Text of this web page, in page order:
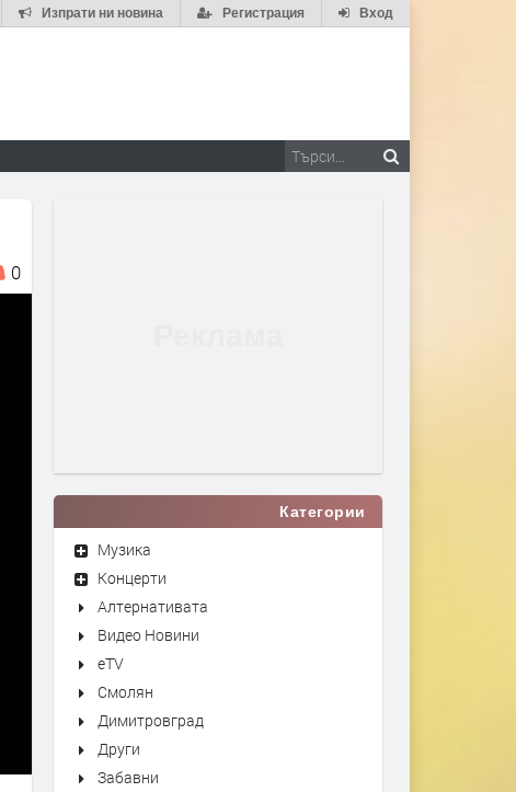
Вход
Регистрация
Изпрати ни новина
0
Категории
Музика
Концерти
Алтернативата
Видео Новини
eTV
Смолян
Димитровград
Други
Забавни